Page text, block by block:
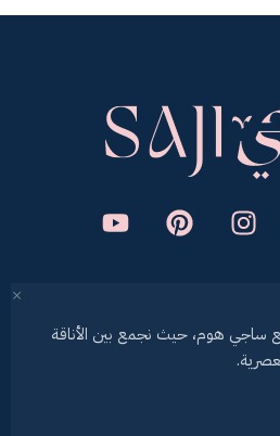
ساجي هوم، حيث نجمع بين الأناقة